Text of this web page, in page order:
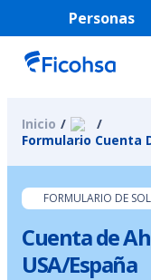
Personas
Inicio
Formulario Cuenta
FORMULARIO DE
Cuenta de
USA/España